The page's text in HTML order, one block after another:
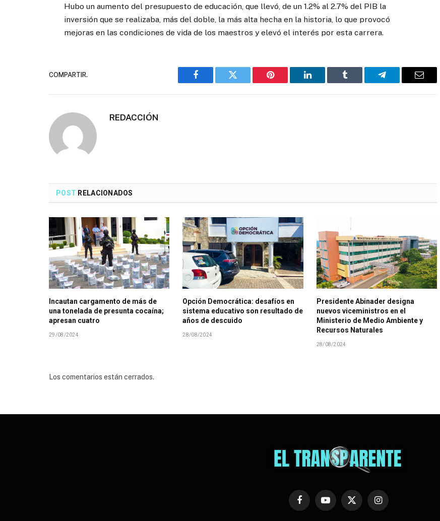
Hubo un aumento del presupuesto de educación, que llevó, de un 1.2% al 2.7% del PIB la
inversión que se realizaba, más del doble, la más alta hecha en la historia, lo que provocó
mejoras en las condiciones de vida de los maestros y elevó el interés por esta carrera.
COMPARTIR.
Facebook Twitter Pinterest LinkedIn Tumblr TelegramaCorreo
REDACCIÓN
POST RELACIONADOS
Incautan cargamento de más de
una tonelada de presunta cocaína;
apresan cuatro
29/08/2024
Opción Democrática: desafíos en
sistema educativo son resultado de
años de descuido
28/08/2024
Presidente Abinader designa
nuevos viceministros en el
Ministerio de Medio Ambiente y
Recursos Naturales
28/08/2024
Los comentarios están cerrados.
FacebookYouTubeX
Instagram